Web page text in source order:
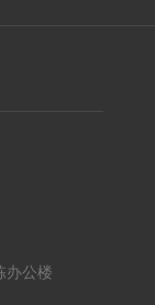
办公楼